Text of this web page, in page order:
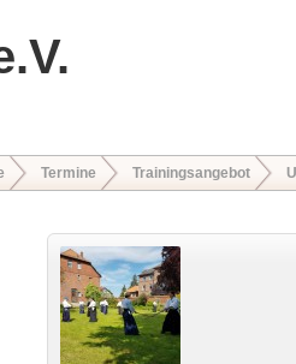
Termine Trainingsangebot